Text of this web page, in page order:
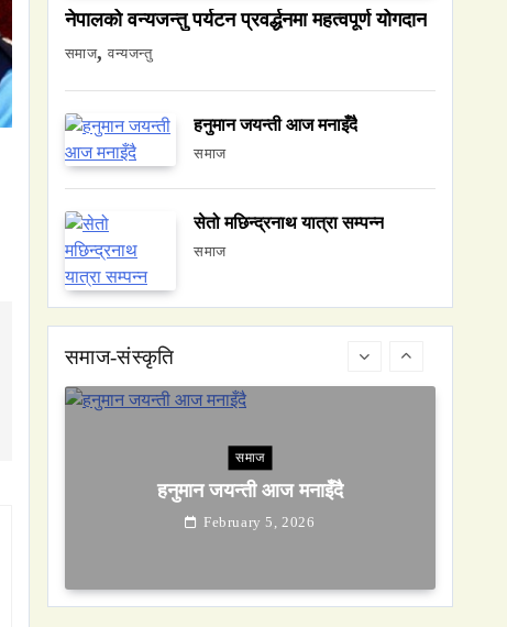
नेपालको वन्यजन्तु पर्यटन प्रवर्द्धनमा महत्वपूर्ण योगदान
समाज वन्यजन्तु
हनुमान जयन्ती आज मनाइँदै
समाज
सेतो मछिन्द्रनाथ यात्रा सम्पन्न
समाज
समाज-संस्कृति
योगदान
February 5, 2026
हनुमान जयन्ती आज मनाइँदै
समाज
सेतो मछिन्द्रनाथ यात्रा सम्पन्न
February 5, 2026